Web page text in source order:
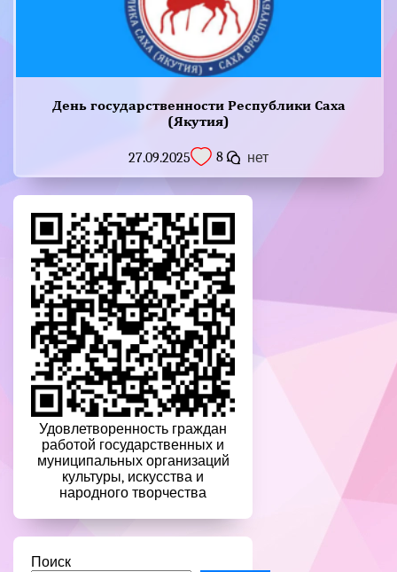
День государственности Республики Саха
(Якутия)
27.09.2025 8 нет
Удовлетворенность граждан
работой государственных и
муниципальных организаций
культуры, искусства и
народного творчества
Поиск